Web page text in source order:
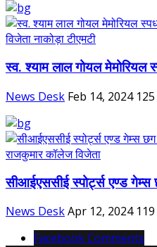
स्व. श्याम लाल गोयल मेमोरियल
News Desk Feb 14, 2024 125
सीआईएससीई स्पोर्ट्स एण्ड
News DeskApr 12, 2024 119
Facebook Comments